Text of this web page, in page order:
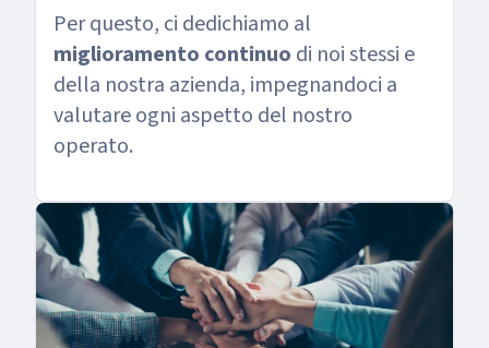
Per questo, ci dedichiamo al
miglioramento continuo di noi stessi e
della nostra azienda, impegnandoci a
valutare ogni aspetto del nostro
operato.